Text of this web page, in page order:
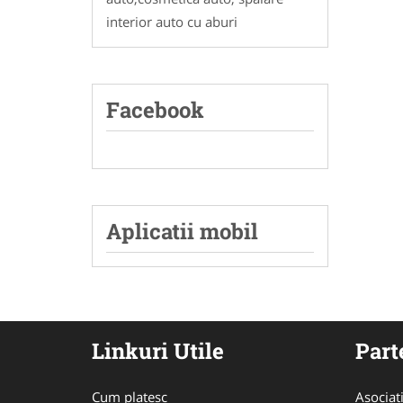
interior auto cu aburi
Facebook
Aplicatii mobil
Linkuri Utile
Cum platesc